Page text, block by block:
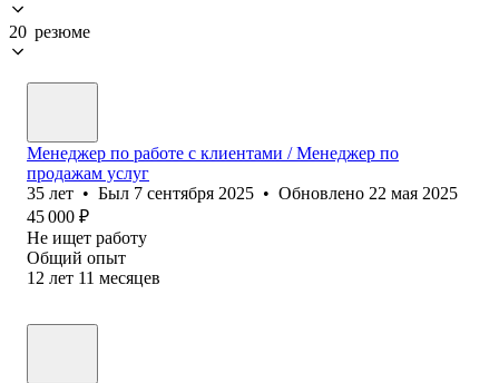
20 резюме
Менеджер по работе с клиентами / Менеджер по
продажам услуг
35 лет • Был 7 сентября 2025 • Обновлено 22 мая 2025
45 000 ₽
Не ищет работу
Общий опыт
12 лет 11 месяцев